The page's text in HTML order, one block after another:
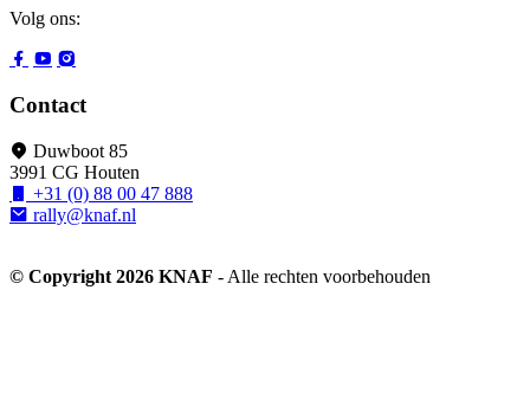
Volg ons:
Contact
Duwboot 85
3991 CG Houten
+31 (0) 88 00 47 888
rally@knaf.nl
© Copyright 2026 KNAF - Alle rechten voorbehouden